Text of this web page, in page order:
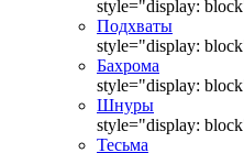
style="display:
Подхваты
style="display:
Бахрома
style="display:
Шнуры
style="display:
Тесьма